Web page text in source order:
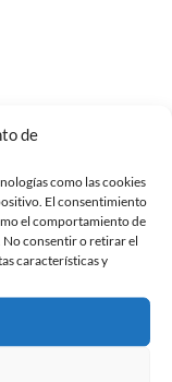
de
como las cookies
El consentimiento
el comportamiento de
No consentir o retirar el
características y
SABADELL